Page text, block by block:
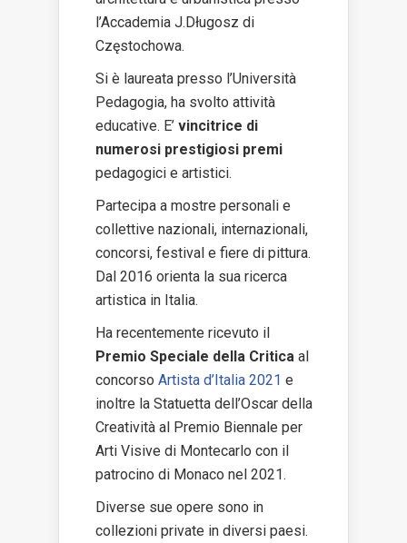
l’Accademia J.Długosz di
Częstochowa.
Si è laureata presso l’Università
Pedagogia, ha svolto attività
educative. E’ vincitrice di
numerosi prestigiosi premi
pedagogici e artistici.
Partecipa a mostre personali e
collettive nazionali, internazionali,
concorsi, festival e fiere di pittura.
Dal 2016 orienta la sua ricerca
artistica in Italia.
Ha recentemente ricevuto il
Premio Speciale della Critica al
concorso Artista d’Italia 2021 e
inoltre la Statuetta dell’Oscar della
Creatività al Premio Biennale per
Arti Visive di Montecarlo con il
patrocino di Monaco nel 2021.
Diverse sue opere sono in
collezioni private in diversi paesi.